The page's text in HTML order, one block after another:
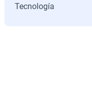
Tecnología